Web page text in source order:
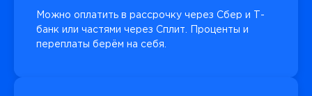
Можно оплатить в рассрочку через Сбер и Т-
банк или частями через Сплит. Проценты и
переплаты берём на себя.